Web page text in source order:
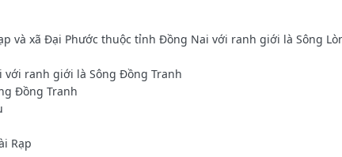
và xã Đại Phước thuộc tỉnh Đồng Nai với ranh giới là Sông
với ranh giới là Sông Đồng Tranh
Đồng Tranh
Rạp